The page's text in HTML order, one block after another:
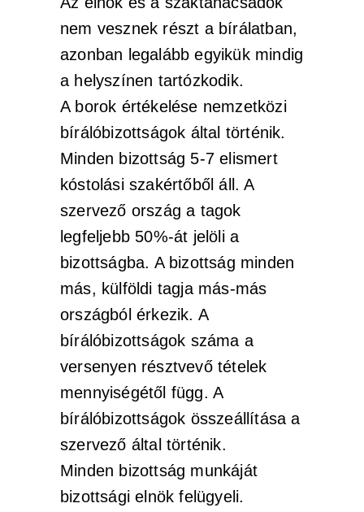
nem vesznek részt a bírálatban,
azonban legalább egyikük mindig
a helyszínen tartózkodik.
A borok értékelése nemzetközi
bírálóbizottságok által történik.
Minden bizottság 5-7 elismert
kóstolási szakértőből áll. A
szervező ország a tagok
legfeljebb 50%-át jelöli a
bizottságba. A bizottság minden
más, külföldi tagja más-más
országból érkezik. A
bírálóbizottságok száma a
versenyen résztvevő tételek
mennyiségétől függ. A
bírálóbizottságok összeállítása a
szervező által történik.
Minden bizottság munkáját
bizottsági elnök felügyeli.